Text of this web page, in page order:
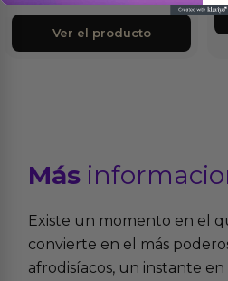
Ver el producto
Más
Existe un momento en el
convierte en el más
afrodisíacos, un instante